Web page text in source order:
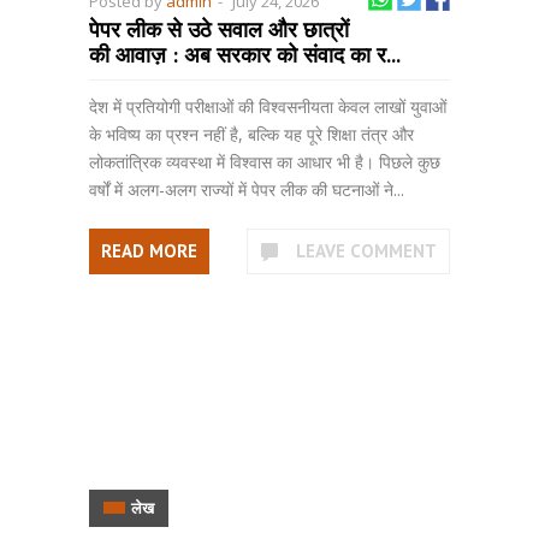
पेपर लीक से उठे सवाल और छात्रों
की आवाज़ : अब सरकार को संवाद का र...
देश में प्रतियोगी परीक्षाओं की विश्वसनीयता केवल लाखों युवाओं
के भविष्य का प्रश्न नहीं है, बल्कि यह पूरे शिक्षा तंत्र और
लोकतांत्रिक व्यवस्था में विश्वास का आधार भी है। पिछले कुछ
वर्षों में अलग-अलग राज्यों में पेपर लीक की घटनाओं ने...
READ MORE LEAVE COMMENT
लेख